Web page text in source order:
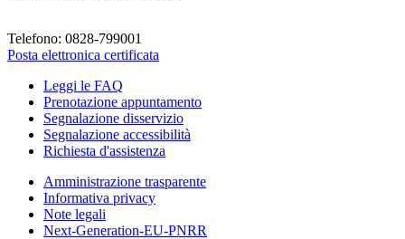
Telefono: 0828-799001
Posta elettronica certificata
Leggi le FAQ
Prenotazione appuntamento
Segnalazione disservizio
Segnalazione accessibilità
Richiesta d'assistenza
Amministrazione trasparente
Informativa privacy
Note legali
Next-Generation-EU-PNRR